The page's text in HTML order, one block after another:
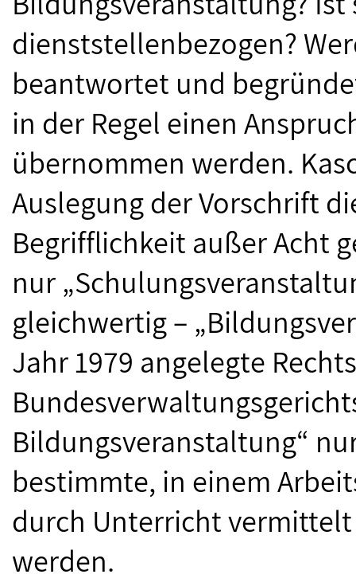
dienststellenbezogen?
beantwortet und
in der Regel einen
übernommen werden.
Auslegung der Vorschrift
Begrifflichkeit außer Acht
nur
gleichwertig –
Jahr 1979 angelegte
Bildungsveranstaltung“
bestimmte, in einem
durch Unterricht
werden.